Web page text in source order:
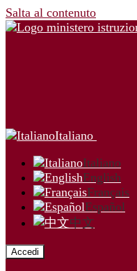
Salta al contenuto
Italiano
Italiano
English
Français
Español
中文
Accedi